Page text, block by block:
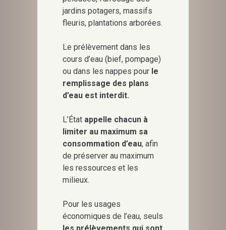
jardins potagers, massifs
fleuris, plantations arborées.
Le prélèvement dans les
cours d’eau (bief, pompage)
ou dans les nappes pour le
remplissage des plans
d’eau est interdit.
L’État appelle chacun à
limiter au maximum sa
consommation d’eau, afin
de préserver au maximum
les ressources et les
milieux.
Pour les usages
économiques de l’eau, seuls